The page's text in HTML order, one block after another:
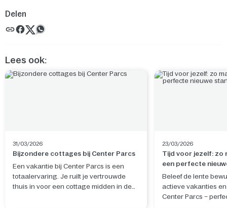
Delen
Lees ook:
31/03/2026
Bijzondere cottages bij Center Parcs
Een vakantie bij Center Parcs is een
totaalervaring. Je ruilt je vertrouwde
thuis in voor een cottage midden in de
23/03/2026
Tijd voor jezelf: zo
een perfecte
Beleef de lente
actieve vakanties
Center Parcs –